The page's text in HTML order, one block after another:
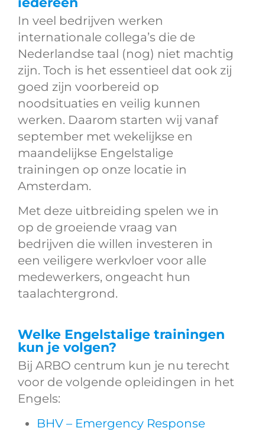
In veel bedrijven werken
internationale collega’s die de
Nederlandse taal (nog) niet machtig
zijn. Toch is het essentieel dat ook zij
goed zijn voorbereid op
noodsituaties en veilig kunnen
werken. Daarom starten wij vanaf
september met wekelijkse en
maandelijkse Engelstalige
trainingen op onze locatie in
Amsterdam.
Met deze uitbreiding spelen we in
op de groeiende vraag van
bedrijven die willen investeren in
een veiligere werkvloer voor alle
medewerkers, ongeacht hun
taalachtergrond.
Welke Engelstalige trainingen
kun je volgen?
Bij ARBO centrum kun je nu terecht
voor de volgende opleidingen in het
Engels:
BHV – Emergency Response